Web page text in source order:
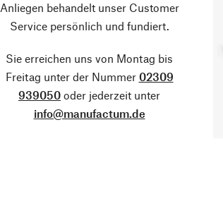
Anliegen behandelt unser Customer
Service persönlich und fundiert.
Sie erreichen uns von Montag bis
Freitag unter der Nummer 02309
939050 oder jederzeit unter
info@manufactum.de